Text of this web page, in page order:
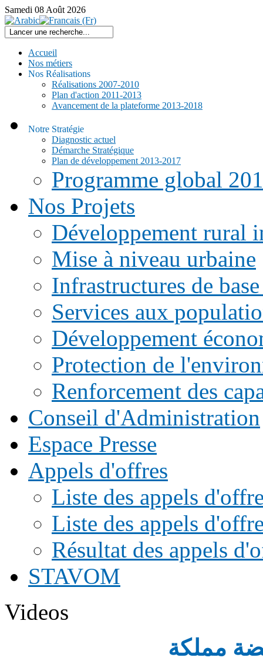
Samedi 08 Août 2026
Accueil
Nos métiers
Nos Réalisations
Réalisations 2007-2010
Plan d'action 2011-2013
Avancement de la plateforme 2013-2018
Notre Stratégie
Diagnostic actuel
Démarche Stratégique
Plan de développement 2013-2017
Programme global
Nos Projets
Développement rural
Mise à niveau urbaine
Infrastructures de
Services aux
Développement
Protection de
Renforcement des
Conseil d'Administration
Espace Presse
Appels d'offres
Liste des appels
Liste des appels
Résultat des appels
STAVOM
Videos
مملكة